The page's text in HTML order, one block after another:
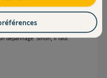
dépannage. Sinon, il faut